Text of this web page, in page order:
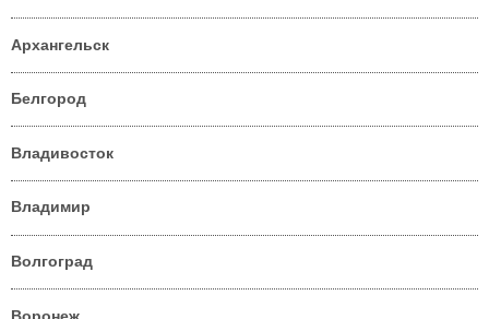
Архангельск
Белгород
Владивосток
Владимир
Волгоград